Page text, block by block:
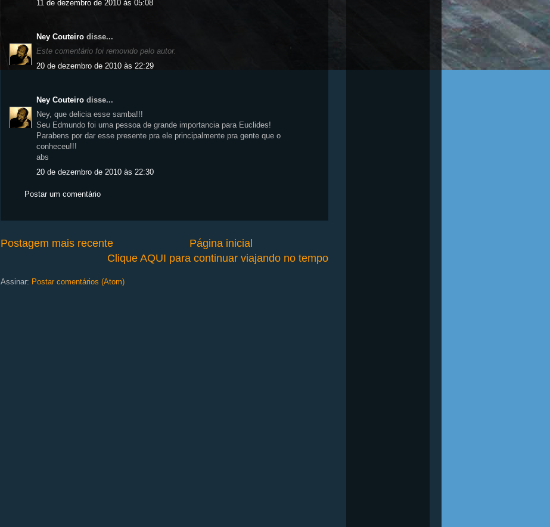
11 de dezembro de 2010 às 05:08
Ney Couteiro disse...
Este comentário foi removido pelo autor.
20 de dezembro de 2010 às 22:29
Ney Couteiro disse...
Ney, que delicia esse samba!!!
Seu Edmundo foi uma pessoa de grande importancia para Euclides!
Parabens por dar esse presente pra ele principalmente pra gente que o
conheceu!!!
abs
20 de dezembro de 2010 às 22:30
Postar um comentário
Postagem mais recente
Clique AQUI para continuar viajando no tempo
Página inicial
Assinar: Postar comentários (Atom)